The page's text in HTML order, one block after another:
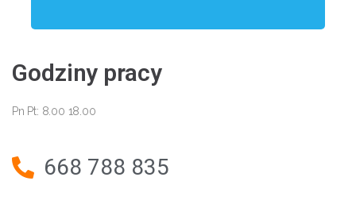
Godziny pracy
Pn Pt: 8.00 18.00
668 788 835